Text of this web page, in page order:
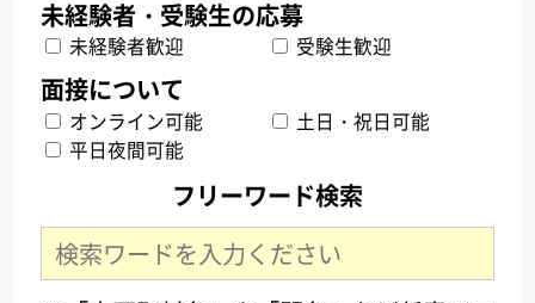
未経験者歓迎 受験生歓迎
オンライン可能
土日・祝日可能
平日夜間可能
フリーワード検索